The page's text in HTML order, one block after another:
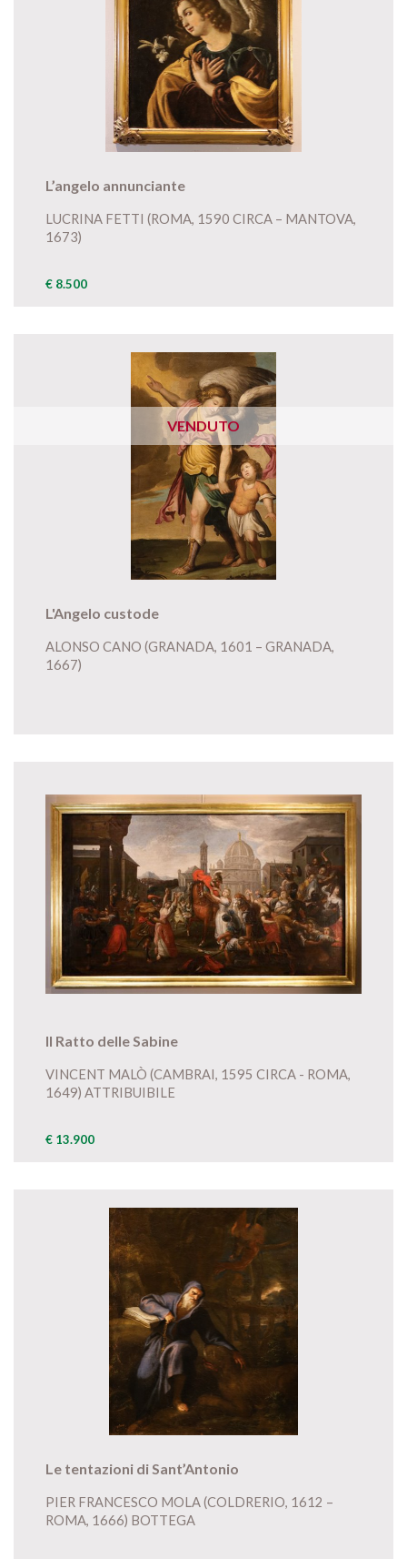
L’angelo annunciante
LUCRINA FETTI (ROMA, 1590 CIRCA – MANTOVA,
1673)
€ 8.500
VENDUTO
L'Angelo custode
ALONSO CANO (GRANADA, 1601 – GRANADA,
1667)
Il Ratto delle Sabine
VINCENT MALÒ (CAMBRAI, 1595 CIRCA - ROMA,
1649) ATTRIBUIBILE
€ 13.900
Le tentazioni di Sant’Antonio
PIER FRANCESCO MOLA (COLDRERIO, 1612 –
ROMA, 1666) BOTTEGA